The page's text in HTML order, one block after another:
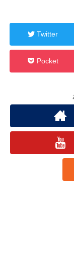
Twitter
Pocket